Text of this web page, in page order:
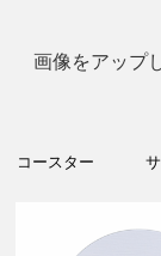
画像をアップ